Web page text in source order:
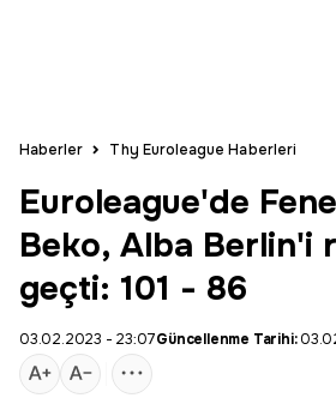
Haberler Thy Euroleague Haberleri
Euroleague'de
Beko, Alba Berlin'i
geçti: 101 - 86
03.02.2023 - 23:07Güncellenme Tarihi: